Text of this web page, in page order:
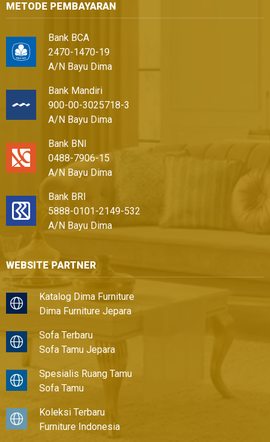
METODE PEMBAYARAN
Bank BCA
2470-1470-19
A/N Bayu Dima
Bank Mandiri
900-00-3025718-3
A/N Bayu Dima
Bank BNI
0488-7906-15
A/N Bayu Dima
Bank BRI
5888-0101-2149-532
A/N Bayu Dima
WEBSITE PARTNER
Katalog Dima Furniture
Dima Furniture Jepara
Sofa Terbaru
Sofa Tamu Jepara
Spesialis Ruang Tamu
Sofa Tamu
Koleksi Terbaru
Furniture Indonesia